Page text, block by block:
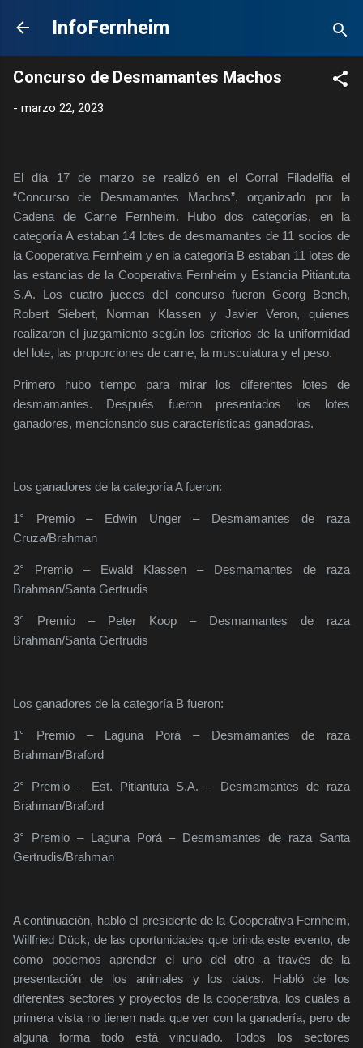
Ir al contenido principal
InfoFernheim
Concurso de Desmamantes Machos
- marzo 22, 2023
El día 17 de marzo se realizó en el Corral Filadelfia el
“Concurso de Desmamantes Machos”, organizado por la
Cadena de Carne Fernheim. Hubo dos categorías, en la
categoría A estaban 14 lotes de desmamantes de 11 socios de
la Cooperativa Fernheim y en la categoría B estaban 11 lotes de
las estancias de la Cooperativa Fernheim y Estancia Pitiantuta
S.A. Los cuatro jueces del concurso fueron Georg Bench,
Robert Siebert, Norman Klassen y Javier Veron, quienes
realizaron el juzgamiento según los criterios de la uniformidad
del lote, las proporciones de carne, la musculatura y el peso.
Primero hubo tiempo para mirar los diferentes lotes de
desmamantes. Después fueron presentados los lotes
ganadores, mencionando sus características ganadoras.
Los ganadores de la categoría A fueron:
1° Premio – Edwin Unger – Desmamantes de raza
Cruza/Brahman
2° Premio – Ewald Klassen – Desmamantes de raza
Brahman/Santa Gertrudis
3° Premio – Peter Koop – Desmamantes de raza
Brahman/Santa Gertrudis
Los ganadores de la categoría B fueron:
1° Premio – Laguna Porá – Desmamantes de raza
Brahman/Braford
2° Premio – Est. Pitiantuta S.A. – Desmamantes de raza
Brahman/Braford
3° Premio – Laguna Porá – Desmamantes de raza Santa
Gertrudis/Brahman
A continuación, habló el presidente de la Cooperativa Fernheim,
Willfried Dück, de las oportunidades que brinda este evento, de
cómo podemos aprender el uno del otro a través de la
presentación de los animales y los datos. Habló de los
diferentes sectores y proyectos de la cooperativa, los cuales a
primera vista no tienen nada que ver con la ganadería, pero de
alguna forma todo está vinculado. Todos los sectores